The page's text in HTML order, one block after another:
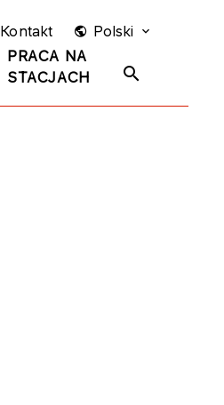
PRACA NA
STACJACH
Kontakt Polski